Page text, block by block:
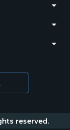
reserved.